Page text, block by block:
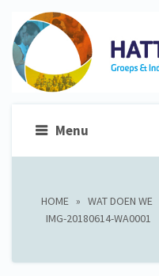
Menu
HOME »WAT DOEN WE
IMG-20180614-WA0001